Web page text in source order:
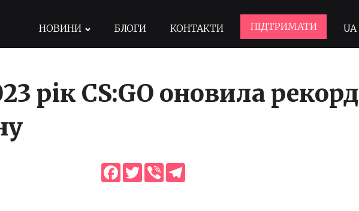
НОВИНИ БЛОГИ КОНТАКТИ ПІДТРИМАТИ UA
рік CS:GO оновила рекорд
Facebook
Twitter
ViberTelegram